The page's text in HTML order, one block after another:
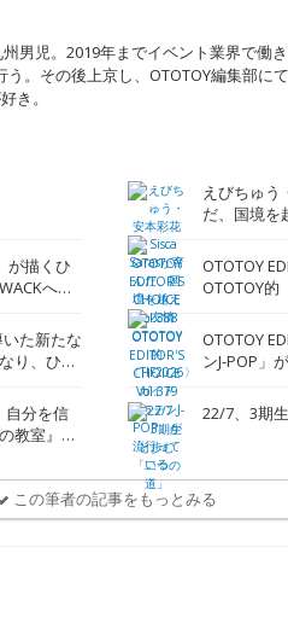
男児。2019年までイベント業界で働
う。その後上京し、OTOTOY編集部に
き。
えびちゅう
だ、国境を
が描くひ
への
OTOTOY
OTOTOY的
た新たな
り、ひと
OTOTOY
ンJ-POP」
自分を信
教室』と
22/7、3期
この筆者の記事をもっとみる